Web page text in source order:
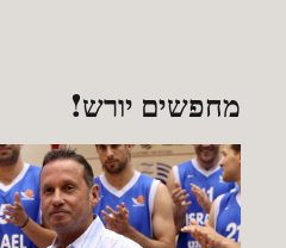
מחפשים יורש!